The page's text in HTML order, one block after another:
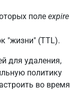
поле expire
"жизни" (TTL).
для удаления,
политику
во время